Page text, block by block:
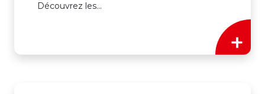
+
Découvrez les...